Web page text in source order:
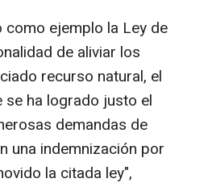
como ejemplo la Ley de
de aliviar los
recurso natural, el
se ha logrado justo el
demandas de
una indemnización por
la citada ley",